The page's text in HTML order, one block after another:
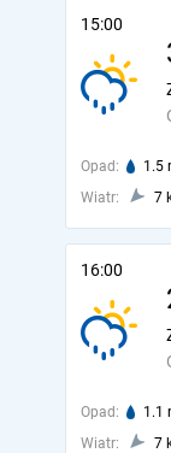
15:00
Opad: 1.5
Wiatr:
7
16:00
Opad: 1.1
Wiatr:
7